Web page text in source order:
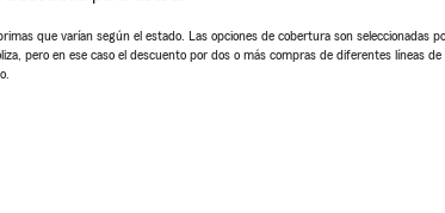
que varían según el estado. Las opciones de cobertura son seleccionadas
pero en ese caso el descuento por dos o más compras de diferentes líneas